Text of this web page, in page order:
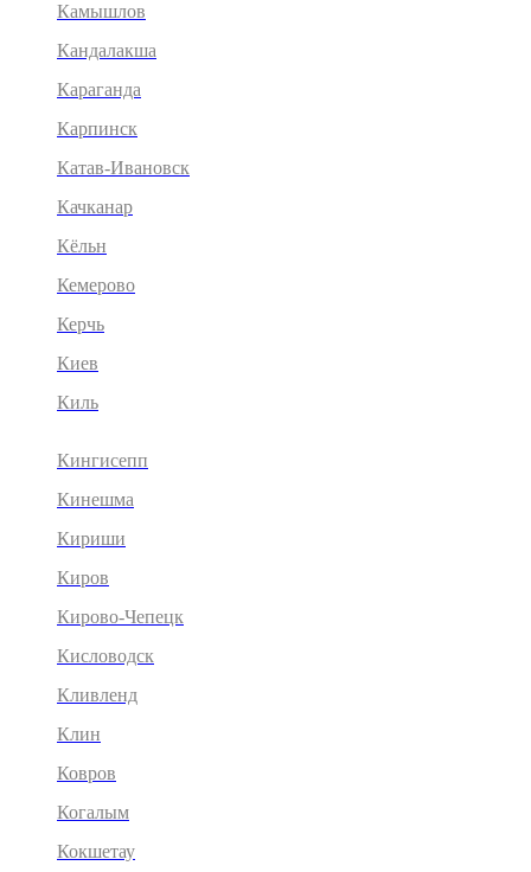
Камышлов
Кандалакша
Караганда
Карпинск
Катав-Ивановск
Качканар
Кёльн
Кемерово
Керчь
Киев
Киль
Кингисепп
Кинешма
Кириши
Киров
Кирово-Чепецк
Кисловодск
Кливленд
Клин
Ковров
Когалым
Кокшетау